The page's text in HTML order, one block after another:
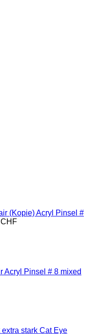
Acryl Pinsel #
CHF
Acryl Pinsel # 8 mixed
Cat Eye